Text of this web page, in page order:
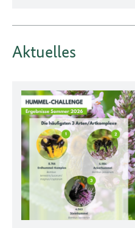
Aktuelles